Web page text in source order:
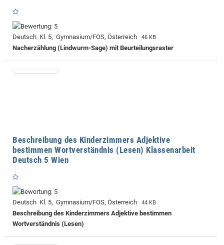
Deutsch Kl. 5, Gymnasium/FOS, Österreich 46 KB
Nacherzählung (Lindwurm-Sage) mit Beurteilungsraster
Beschreibung des Kinderzimmers Adjektive
bestimmen Wortverständnis (Lesen) Klassenarbeit
Deutsch 5 Wien
Deutsch Kl. 5, Gymnasium/FOS, Österreich 44 KB
Beschreibung des Kinderzimmers Adjektive bestimmen
Wortverständnis (Lesen)